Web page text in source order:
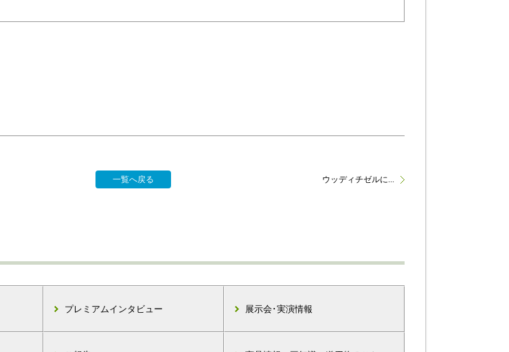
一覧へ戻る ウッディチゼルに...
プレミアムインタビュー 展示会･実演情報